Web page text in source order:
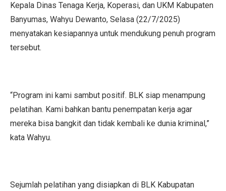
Kepala Dinas Tenaga Kerja, Koperasi, dan UKM Kabupaten
Banyumas, Wahyu Dewanto, Selasa (22/7/2025)
menyatakan kesiapannya untuk mendukung penuh program
tersebut.
“Program ini kami sambut positif. BLK siap menampung
pelatihan. Kami bahkan bantu penempatan kerja agar
mereka bisa bangkit dan tidak kembali ke dunia kriminal,”
kata Wahyu.
Sejumlah pelatihan yang disiapkan di BLK Kabupatan